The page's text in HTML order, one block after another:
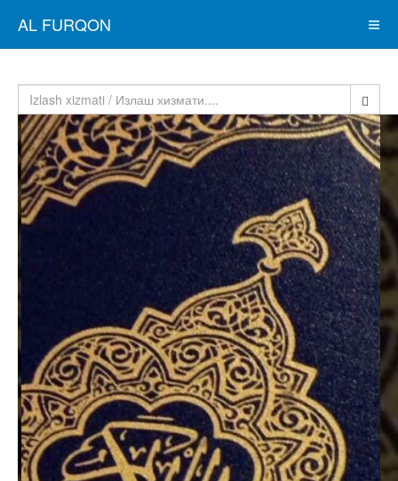
AL FURQON